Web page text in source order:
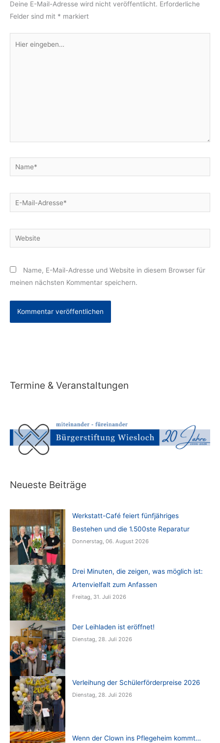
Deine E-Mail-Adresse wird nicht veröffentlicht. Erforderliche
Felder sind mit * markiert
eingeben…
Name*
E-
Mail-
Website
Name, E-Mail-Adresse und Website in diesem Browser für
meinen nächsten Kommentar speichern.
Termine & Veranstaltungen
Neueste Beiträge
Werkstatt-Café feiert fünfjähriges
Bestehen und die 1.500ste Reparatur
Donnerstag, 06. August 2026
Drei Minuten, die zeigen, was möglich ist:
Artenvielfalt zum Anfassen
Freitag, 31. Juli 2026
Der Leihladen ist eröffnet!
Dienstag, 28. Juli 2026
Verleihung der Schülerförderpreise 2026
Dienstag, 28. Juli 2026
Wenn der Clown ins Pflegeheim kommt…